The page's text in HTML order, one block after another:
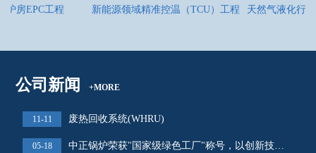
炉房EPC工程 新能源领域精准控温（TCU）工程 天然气液化行
公司新闻+MORE
11-11 废热回收系统(WHRU)
05-18 ​​中正锅炉荣获"国家级绿色工厂"称号，以创新技术引领行业低碳转型​